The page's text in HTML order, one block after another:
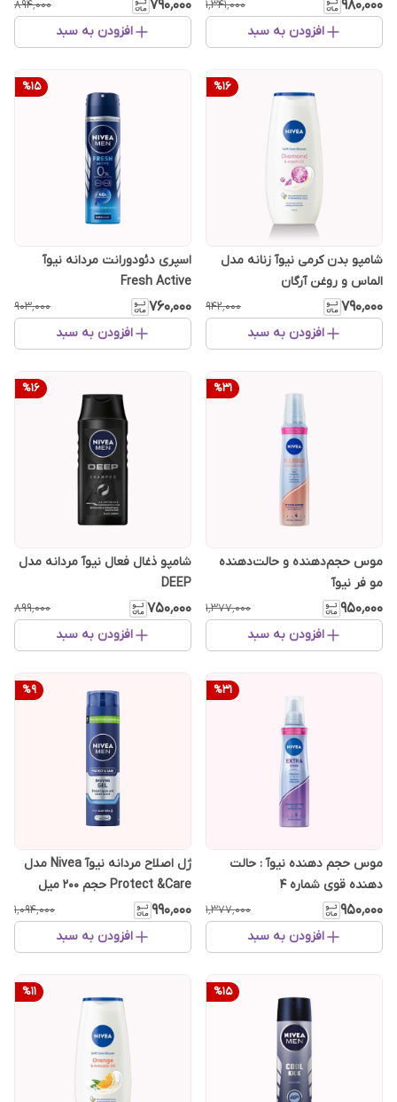
۹۸۰٬۰۰۰ ۱٬۳۴۱٬۰۰۰
افزودن به سبد
۷۹۰٬۰۰۰ ۸۹۴٬۰۰۰
افزودن به سبد
%16
شامپو بدن کرمی نیوآ زنانه مدل
الماس و روغن آرگان
۷۹۰٬۰۰۰ ۹۴۲٬۰۰۰
افزودن به سبد
%15
اسپری دئودورانت مردانه نیوآ
Fresh Active
۷۶۰٬۰۰۰ ۹۰۳٬۰۰۰
افزودن به سبد
%31
موس حجم‌دهنده و حالت‌دهنده
مو فر نیوآ
۹۵۰٬۰۰۰ ۱٬۳۷۷٬۰۰۰
افزودن به سبد
%16
شامپو ذغال فعال نیوآ مردانه مدل
DEEP
۷۵۰٬۰۰۰ ۸۹۹٬۰۰۰
افزودن به سبد
%31
موس حجم دهنده نیوآ : حالت
دهنده قوی شماره ۴
۹۵۰٬۰۰۰ ۱٬۳۷۷٬۰۰۰
افزودن به سبد
%9
ژل اصلاح مردانه نیوآ Nivea مدل
Protect &Care حجم 200 میل
۹۹۰٬۰۰۰ ۱٬۰۹۴٬۰۰۰
افزودن به سبد
%15
%11